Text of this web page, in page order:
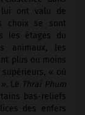
lui ont valu de
choix se sont
les étages du
animaux, les
plus ou moins
« où
Le Thrai Phum
bas-reliefs
des enfers